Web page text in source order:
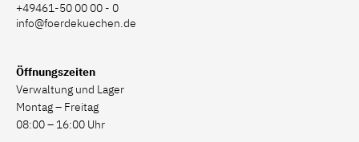
+49461-50 00 00 - 0
info@foerdekuechen.de
Öffnungszeiten
Verwaltung und Lager
Montag – Freitag
08:00 – 16:00 Uhr